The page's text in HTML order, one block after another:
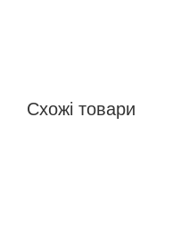
Схожі товари